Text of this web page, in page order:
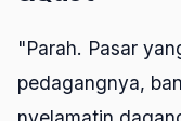
"Parah. Pasar
pedagangnya,